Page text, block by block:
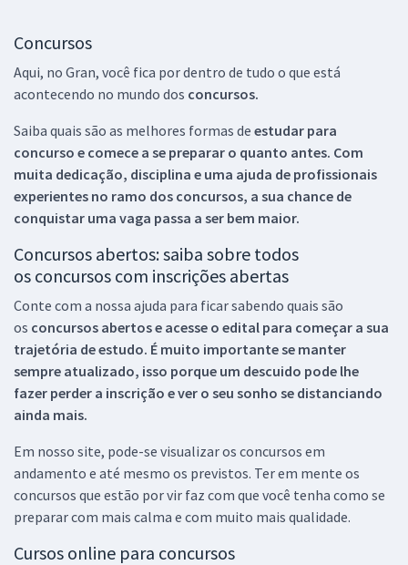
Concursos
Aqui, no Gran, você fica por dentro de tudo o que está
acontecendo no mundo dos concursos.
Saiba quais são as melhores formas de estudar para
concurso e comece a se preparar o quanto antes. Com
muita dedicação, disciplina e uma ajuda de profissionais
experientes no ramo dos concursos, a sua chance de
conquistar uma vaga passa a ser bem maior.
Concursos abertos: saiba sobre todos
os concursos com inscrições abertas
Conte com a nossa ajuda para ficar sabendo quais são
os concursos abertos e acesse o edital para começar a sua
trajetória de estudo. É muito importante se manter
sempre atualizado, isso porque um descuido pode lhe
fazer perder a inscrição e ver o seu sonho se distanciando
ainda mais.
Em nosso site, pode-se visualizar os concursos em
andamento e até mesmo os previstos. Ter em mente os
concursos que estão por vir faz com que você tenha como se
preparar com mais calma e com muito mais qualidade.
Cursos online para concursos